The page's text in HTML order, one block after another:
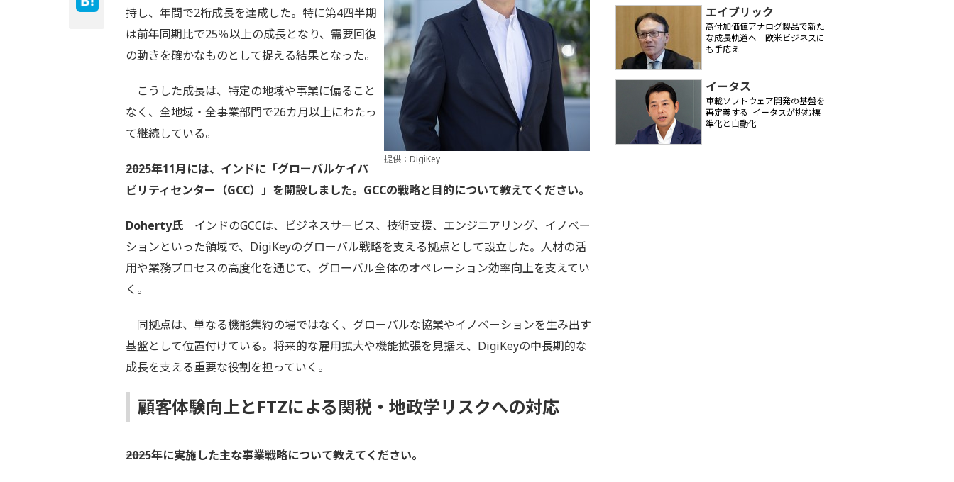
提供：DigiKey
持し、年間で2桁成長を達成した。特に第4四半期
は前年同期比で25％以上の成長となり、需要回復
の動きを確かなものとして捉える結果となった。
こうした成長は、特定の地域や事業に偏ること
なく、全地域・全事業部門で26カ月以上にわたっ
て継続している。
――2025年11月には、インドに「グローバルケイパ
ビリティセンター（GCC）」を開設しました。GCCの戦略と目的について教えてください。
Doherty氏 インドのGCCは、ビジネスサービス、技術支援、エンジニアリング、イノベー
ションといった領域で、DigiKeyのグローバル戦略を支える拠点として設立した。人材の活
用や業務プロセスの高度化を通じて、グローバル全体のオペレーション効率向上を支えてい
く。
同拠点は、単なる機能集約の場ではなく、グローバルな協業やイノベーションを生み出す
基盤として位置付けている。将来的な雇用拡大や機能拡張を見据え、DigiKeyの中長期的な
成長を支える重要な役割を担っていく。
顧客体験向上とFTZによる関税・地政学リスクへの対応
――2025年に実施した主な事業戦略について教えてください。
エイブリック
高付加価値アナログ製品で新た
な成長軌道へ 欧米ビジネスに
も手応え
イータス
車載ソフトウェア開発の基盤を
再定義する ―― イータスが挑む標
準化と自動化